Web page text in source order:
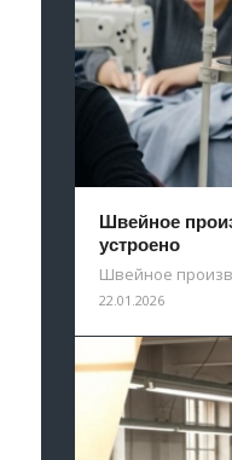
Швейное
устроено
Швейное
22.01.2026